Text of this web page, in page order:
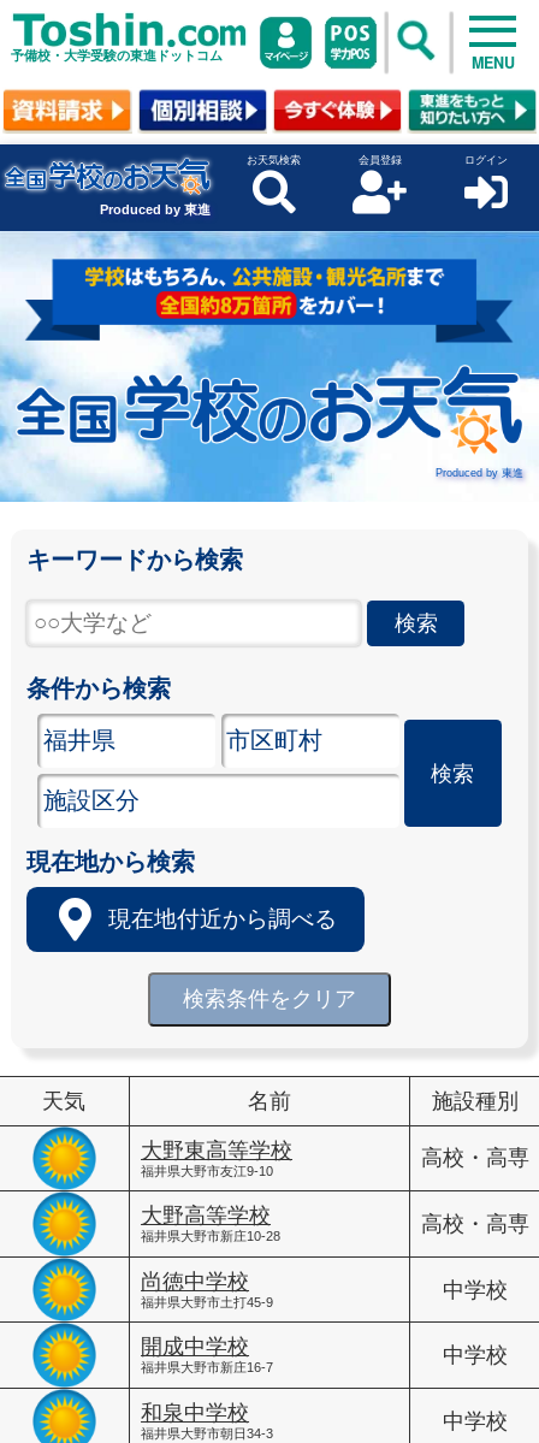
予備校・大学受験の東進ドットコム MENU
Produced by 東進
お天気検索 会員登録 ログイン
Produced by 東進
キーワードから検索
条件から検索
現在地から検索
現在地付近から調べる
検索条件をクリア
天気 名前 施設種別
大野東高等学校
福井県大野市友江9-10
高校・高専
大野高等学校
福井県大野市新庄10-28
高校・高専
尚徳中学校
福井県大野市土打45-9
中学校
開成中学校
福井県大野市新庄16-7
中学校
和泉中学校
福井県大野市朝日34-3
中学校